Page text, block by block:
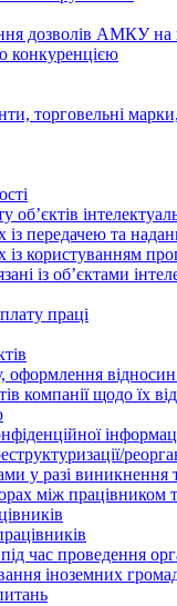
дозволів АМКУ на
конкуренцією
торговельні
передачею та
користуванням
із об’єктами
праці
оформлення
компанії щодо їх
у разі виникнення
між працівником
час проведення
іноземних